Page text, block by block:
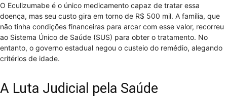
O Eculizumabe é o único medicamento capaz de tratar essa
doença, mas seu custo gira em torno de R$ 500 mil. A família, que
não tinha condições financeiras para arcar com esse valor, recorreu
ao Sistema Único de Saúde (SUS) para obter o tratamento. No
entanto, o governo estadual negou o custeio do remédio, alegando
critérios de idade.
A Luta Judicial pela Saúde